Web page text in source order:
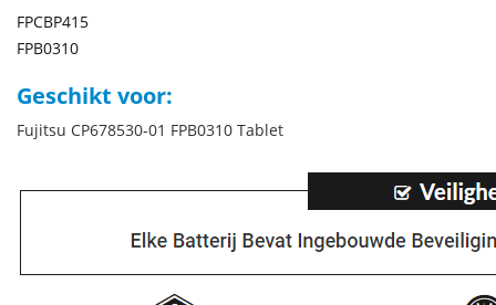
FPCBP415
FPB0310
Geschikt voor:
Fujitsu CP678530-01 FPB0310 Tablet